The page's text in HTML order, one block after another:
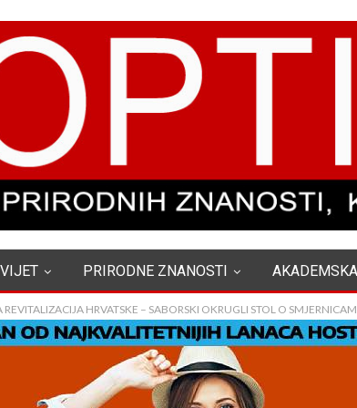
PRIRODNE ZNANOSTI
HRVATSKE – SABORSKI OKRUGLI STOL O